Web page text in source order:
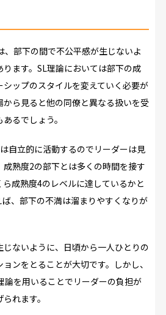
、部下の間で不公平感が生じないよ
ます。SL理論においては部下の成
ップのスタイルを変えていく必要が
から見ると他の同僚と異なる扱いを受
るでしょう。
自立的に活動するのでリーダーは見
熟度2の部下とは多くの時間を接す
成熟度4のレベルに達しているかと
、部下の不満は溜まりやすくなりが
ないように、日頃から一人ひとりの
ンをとることが大切です。しかし、
論を用いることでリーダーの負担が
れます。